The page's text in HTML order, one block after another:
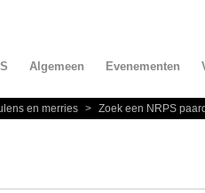
Algemeen Evenementen
en merries > Zoek een NRPS paard